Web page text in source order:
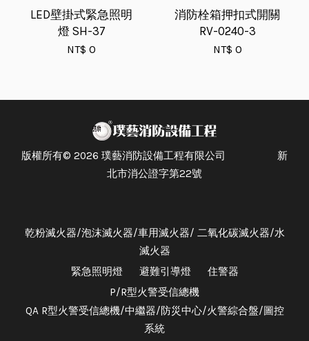
LED壁掛式緊急照明
燈 SH-37
NT$ 0
消防栓箱押扣式開關
RV-0240-3
NT$ 0
版權所有© 2026 璞藝消防設備工程有限公司 新
北市消公證字第22號
乾粉滅火器/泡沫滅火器/車用滅火器/ 二氧化碳滅火器/水
滅火器
緊急照明燈
避難引導燈
住警器
P/R型火警受信總機
QA R型火警受信總機/中繼器/防災中心/火警綜合盤/圖控
系統